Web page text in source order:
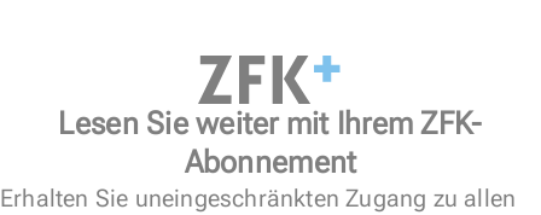
Lesen Sie weiter mit Ihrem ZFK-
Abonnement
Erhalten Sie uneingeschränkten Zugang zu allen